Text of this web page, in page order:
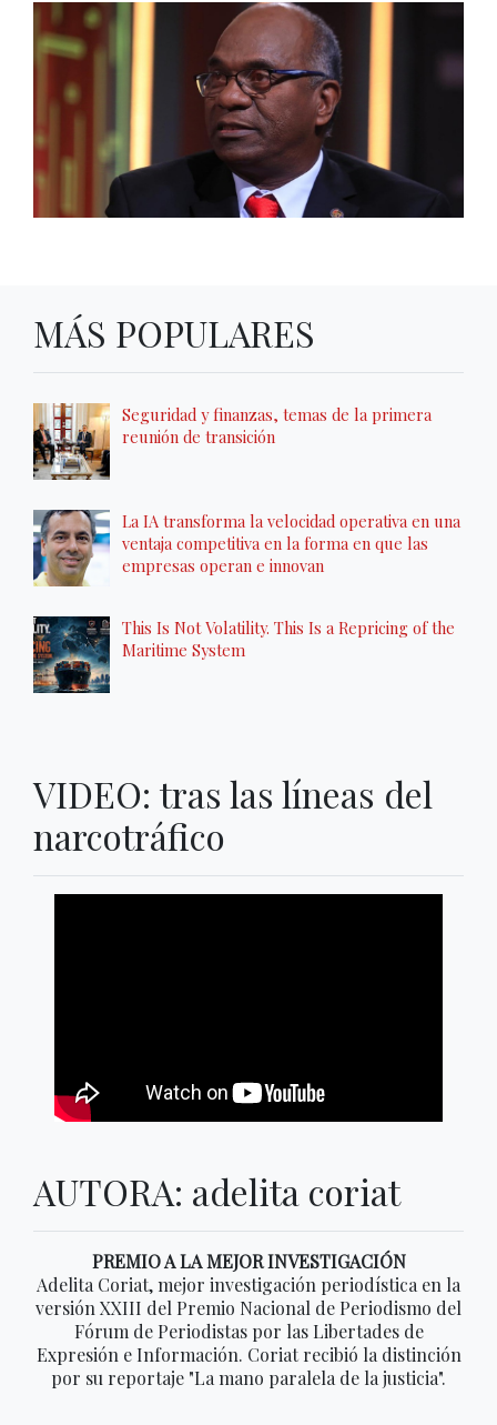
MÁS POPULARES
Seguridad y finanzas, temas de la primera
reunión de transición
La IA transforma la velocidad operativa en una
ventaja competitiva en la forma en que las
empresas operan e innovan
This Is Not Volatility. This Is a Repricing of the
Maritime System
VIDEO: tras las líneas del
narcotráfico
AUTORA: adelita coriat
PREMIO A LA MEJOR INVESTIGACIÓN
Adelita Coriat, mejor investigación periodística en la
versión XXIII del Premio Nacional de Periodismo del
Fórum de Periodistas por las Libertades de
Expresión e Información. Coriat recibió la distinción
por su reportaje "La mano paralela de la justicia".